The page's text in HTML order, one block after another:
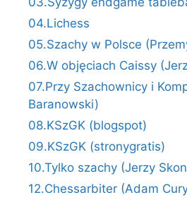
04.Lichess
05.Szachy w Polsce
06.W objęciach Caissy
07.Przy Szachownicy i
Baranowski)
08.KSzGK (blogspot)
09.KSzGK (stronygratis)
10.Tylko szachy (Jerzy
12.Chessarbiter (Adam